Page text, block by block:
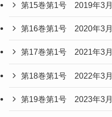
第15巻第1号 2019年3月
第16巻第1号 2020年3月
第17巻第1号 2021年3月
第18巻第1号 2022年3月
第19巻第1号 2023年3月